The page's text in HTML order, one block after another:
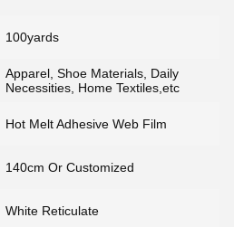
100yards
Apparel, Shoe Materials, Daily
Necessities, Home Textiles,etc
Hot Melt Adhesive Web Film
140cm Or Customized
White Reticulate